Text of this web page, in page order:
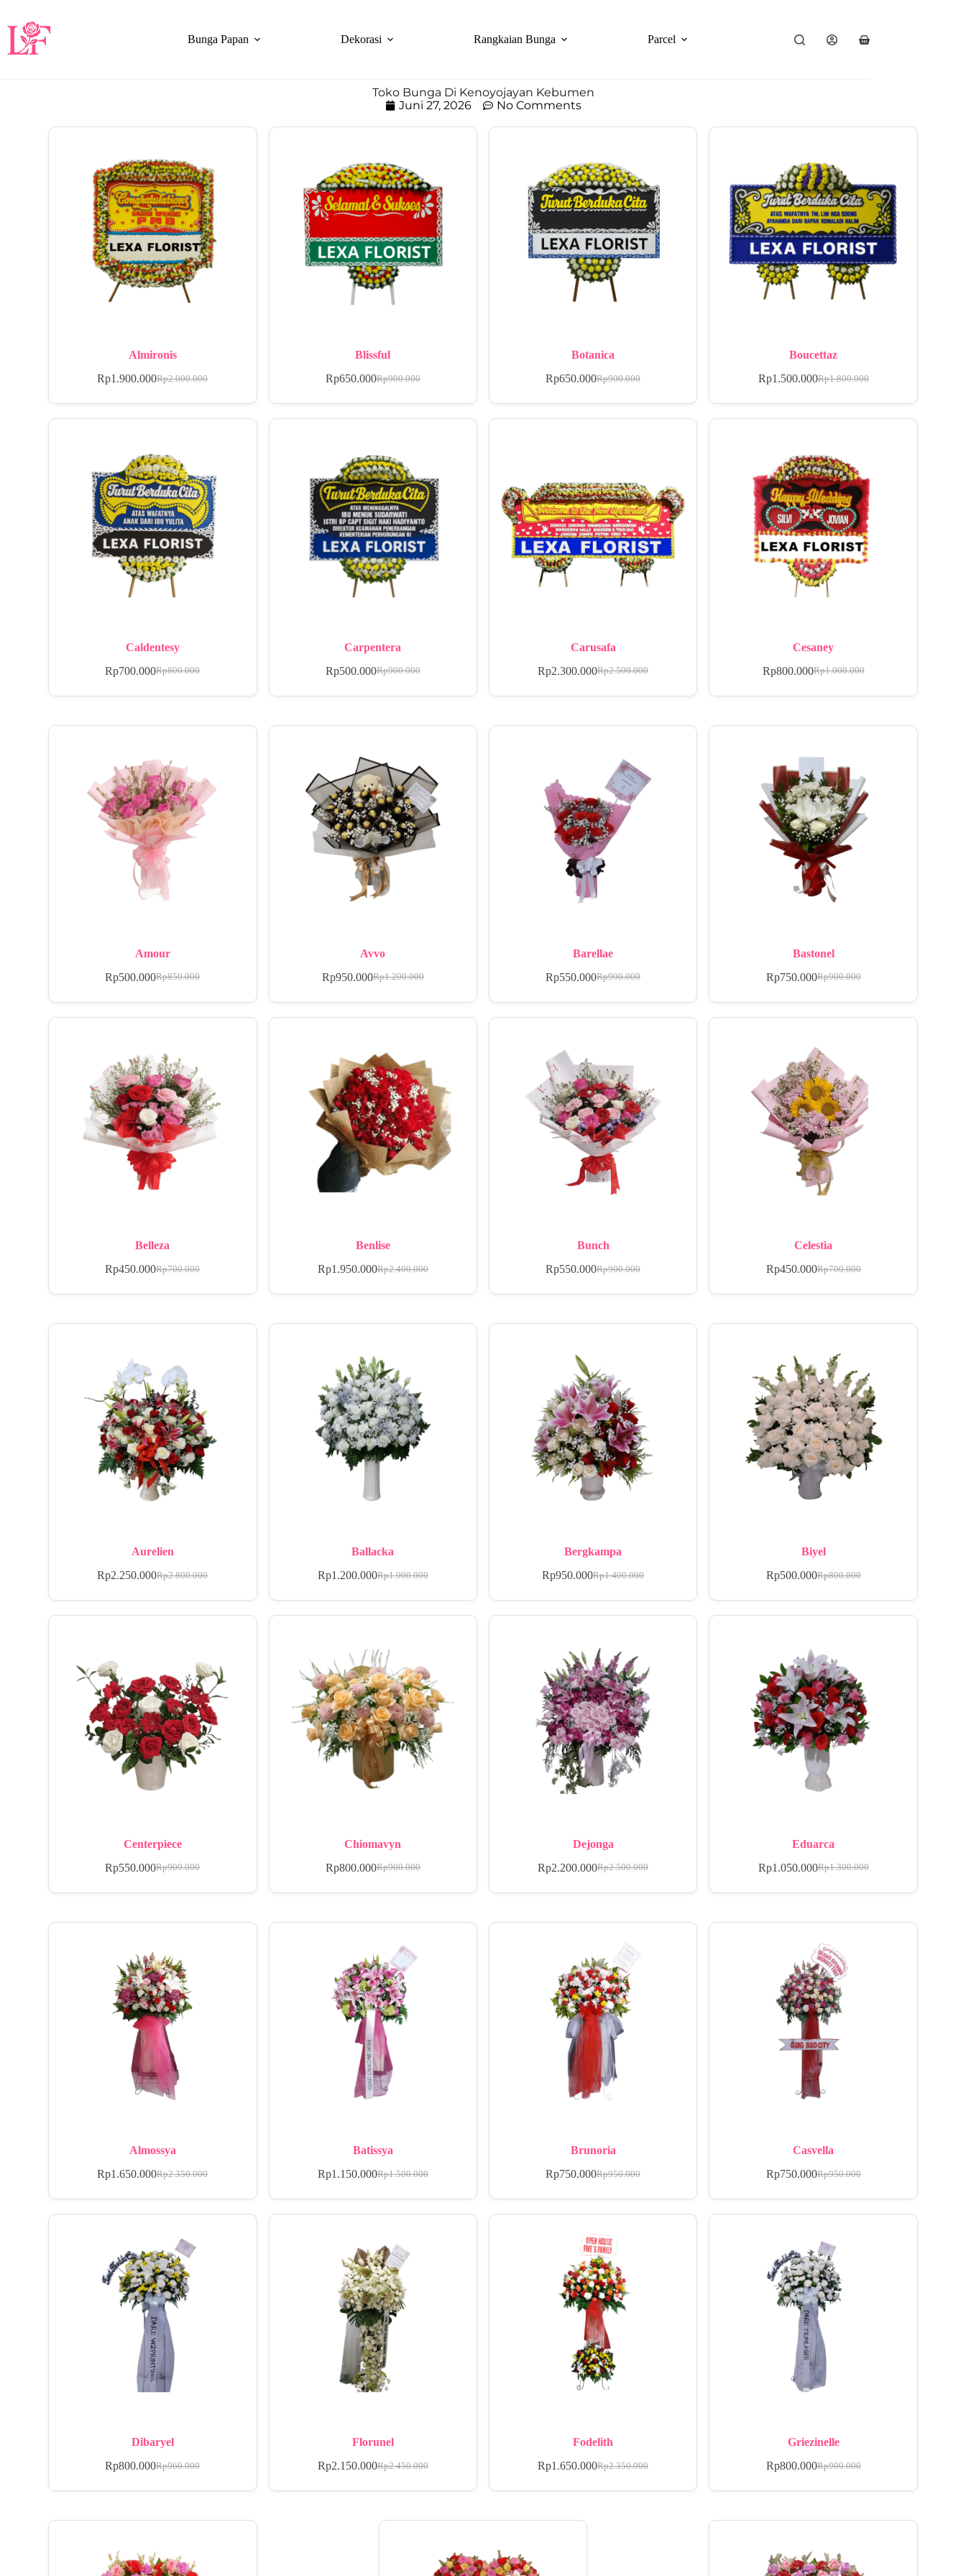
Bunga Papan Dekorasi Rangkaian Bunga Parcel
Toko Bunga Di Kenoyojayan Kebumen
Juni 27, 2026
No Comments
Almironis
Rp2.000.000
Rp1.900.000
Blissful
Rp900.000
Rp650.000
Botanica
Rp900.000
Rp650.000
Boucettaz
Rp1.800.000
Rp1.500.000
Caldentesy
Rp800.000
Rp700.000
Carpentera
Rp900.000
Rp500.000
Carusafa
Rp2.500.000
Rp2.300.000
Cesaney
Rp1.000.000
Rp800.000
Amour
Rp850.000
Rp500.000
Avvo
Rp1.200.000
Rp950.000
Barellae
Rp900.000
Rp550.000
Bastonel
Rp900.000
Rp750.000
Belleza
Rp700.000
Rp450.000
Benlise
Rp2.400.000
Rp1.950.000
Bunch
Rp900.000
Rp550.000
Celestia
Rp700.000
Rp450.000
Aurelien
Rp2.800.000
Rp2.250.000
Ballacka
Rp1.900.000
Rp1.200.000
Bergkampa
Rp1.400.000
Rp950.000
Biyel
Rp800.000
Rp500.000
Centerpiece
Rp900.000
Rp550.000
Chiomavyn
Rp900.000
Rp800.000
Dejonga
Rp2.500.000
Rp2.200.000
Eduarca
Rp1.300.000
Rp1.050.000
Almossya
Rp2.350.000
Rp1.650.000
Batissya
Rp1.500.000
Rp1.150.000
Brunoria
Rp950.000
Rp750.000
Casvella
Rp950.000
Rp750.000
Dibaryel
Rp960.000
Rp800.000
Florunel
Rp2.450.000
Rp2.150.000
Fodelith
Rp2.350.000
Rp1.650.000
Griezinelle
Rp900.000
Rp800.000